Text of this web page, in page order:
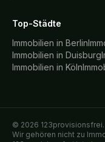
Top-Städte
Immobilien in Berlin
Immobilien in Duisburg
Immobilien in Köln
© 2026
Wir gehören nicht zu